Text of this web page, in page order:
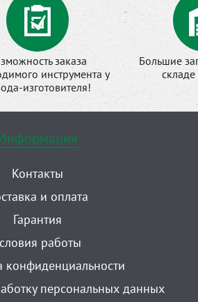
заказа
инструмента у
изготовителя!
Большие
Контакты
и оплата
Гарантия
работы
конфиденциальности
персональных данных